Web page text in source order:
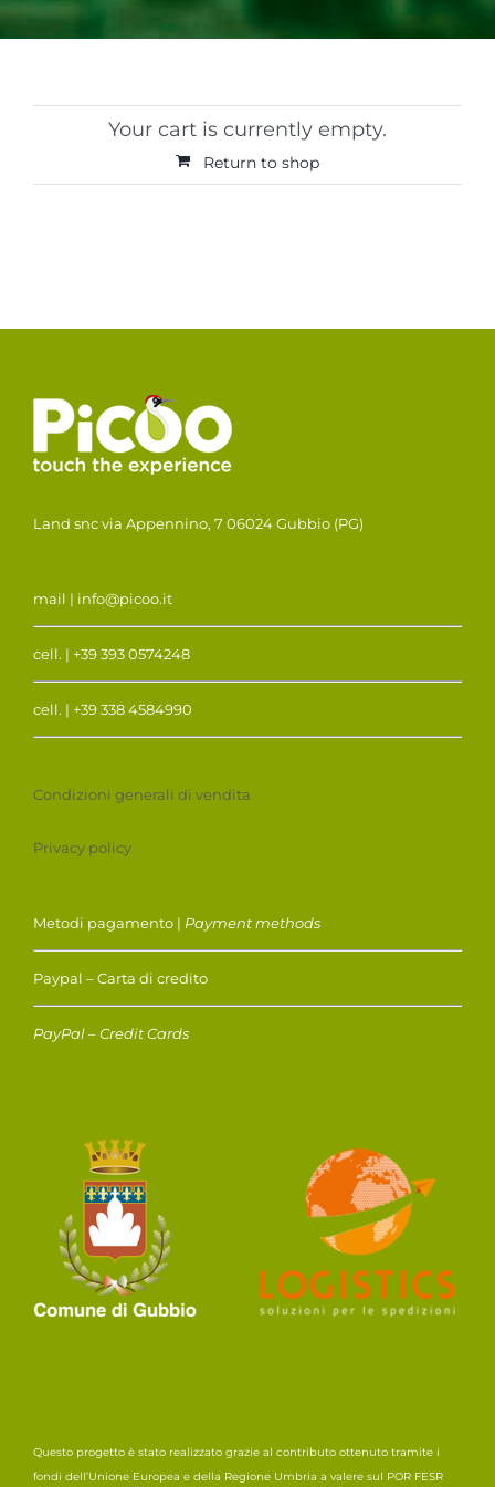
Your cart is currently empty.
Return to shop
Land snc via Appennino, 7 06024 Gubbio (PG)
mail | info@picoo.it
cell. | +39 393 0574248
cell. | +39 338 4584990
Condizioni generali di vendita
Privacy policy
Metodi pagamento | Payment methods
Paypal – Carta di credito
PayPal – Credit Cards
Questo progetto è stato realizzato grazie al contributo ottenuto tramite i
fondi dell’Unione Europea e della Regione Umbria a valere sul POR FESR